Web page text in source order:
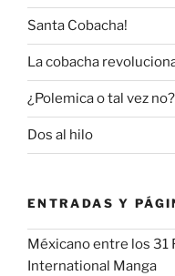
Santa Cobacha!
La cobacha
¿Polemica o tal vez no?
Dos al hilo
ENTRADAS Y
Méxicano entre los 31
International Manga